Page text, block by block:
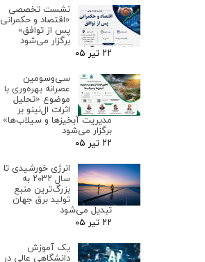
نشست تخصصی
«اقتصاد و حکمرانی
پس از توافق»
برگزار می‌شود
۲۲ تیر ۰۵
سی‌وسومین
عصرانه بهره‌وری با
موضوع «تحلیل
اثرات ال‌نینو بر
مدیریت آبخیزها و سیلاب‌ها»
برگزار می‌شود
۲۲ تیر ۰۵
انرژی خورشیدی تا
سال ۲۰۳۲ به
بزرگ‌ترین منبع
تولید برق جهان
تبدیل می‌شود
۲۲ تیر ۰۵
یک آموزش
دانشگاهی عالی در